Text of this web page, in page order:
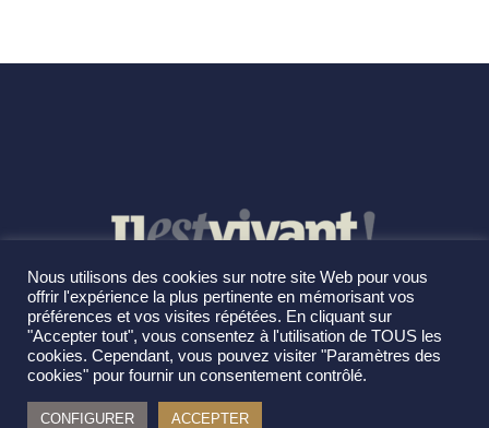
Nous utilisons des cookies sur notre site Web pour vous
offrir l'expérience la plus pertinente en mémorisant vos
préférences et vos visites répétées. En cliquant sur
"Accepter tout", vous consentez à l'utilisation de TOUS les
cookies. Cependant, vous pouvez visiter "Paramètres des
cookies" pour fournir un consentement contrôlé.
CONFIGURER ACCEPTER